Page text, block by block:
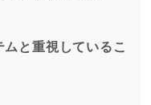
と重視しているこ